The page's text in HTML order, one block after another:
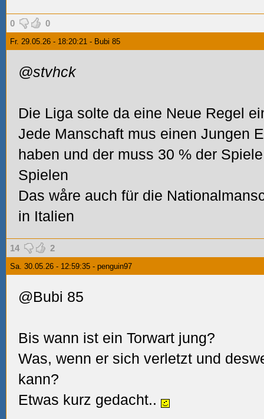
0 0
Fr. 29.05.26 - 18:20:21 - Bubi 85
@stvhck
Die Liga solte da eine Neue Regel
Jede Manschaft mus einen Jungen
haben und der muss 30 % der
Spielen
Das wåre auch für die
in Italien
14 2
Sa. 30.05.26 - 12:59:35 - penguin97
@Bubi 85
Bis wann ist ein Torwart jung?
Was, wenn er sich verletzt und
kann?
Etwas kurz gedacht..